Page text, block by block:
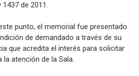
de 2011.
punto, el memorial fue presentado
de demandado a través de su
que acredita el interés para solicitar
la atención de la Sala.